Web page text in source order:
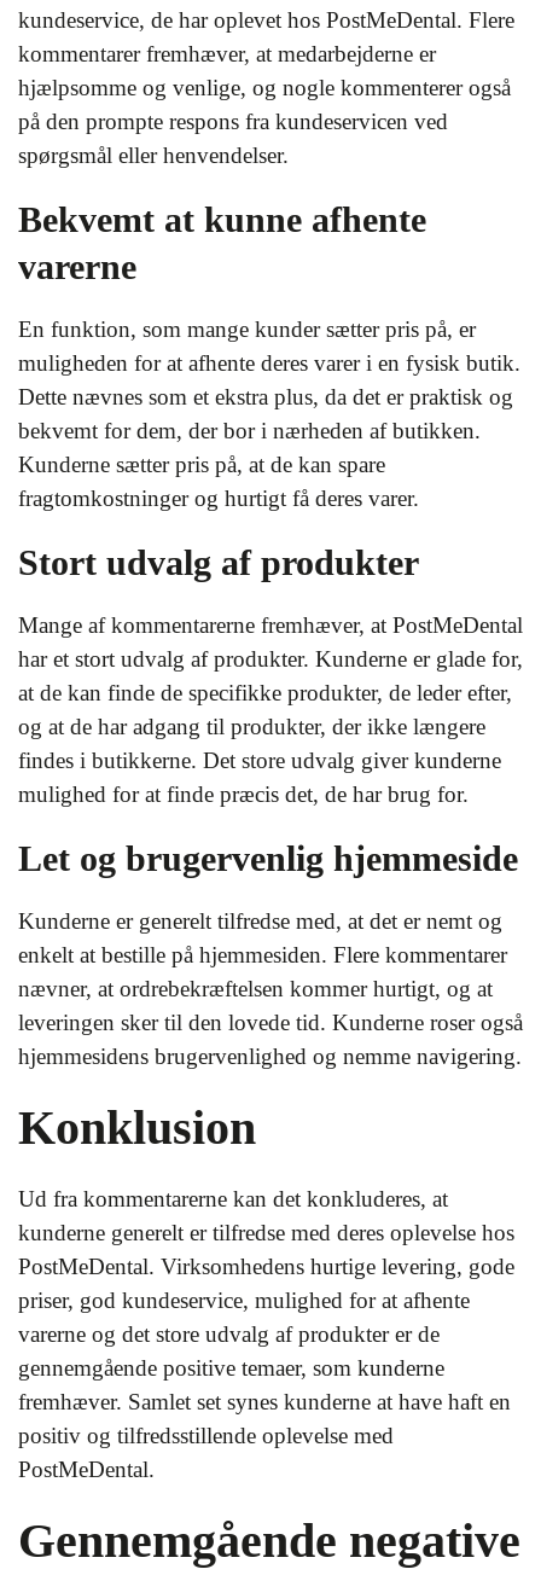
kundeservice, de har oplevet hos PostMeDental. Flere
kommentarer fremhæver, at medarbejderne er
hjælpsomme og venlige, og nogle kommenterer også
på den prompte respons fra kundeservicen ved
spørgsmål eller henvendelser.
Bekvemt at kunne afhente
varerne
En funktion, som mange kunder sætter pris på, er
muligheden for at afhente deres varer i en fysisk butik.
Dette nævnes som et ekstra plus, da det er praktisk og
bekvemt for dem, der bor i nærheden af butikken.
Kunderne sætter pris på, at de kan spare
fragtomkostninger og hurtigt få deres varer.
Stort udvalg af produkter
Mange af kommentarerne fremhæver, at PostMeDental
har et stort udvalg af produkter. Kunderne er glade for,
at de kan finde de specifikke produkter, de leder efter,
og at de har adgang til produkter, der ikke længere
findes i butikkerne. Det store udvalg giver kunderne
mulighed for at finde præcis det, de har brug for.
Let og brugervenlig hjemmeside
Kunderne er generelt tilfredse med, at det er nemt og
enkelt at bestille på hjemmesiden. Flere kommentarer
nævner, at ordrebekræftelsen kommer hurtigt, og at
leveringen sker til den lovede tid. Kunderne roser også
hjemmesidens brugervenlighed og nemme navigering.
Konklusion
Ud fra kommentarerne kan det konkluderes, at
kunderne generelt er tilfredse med deres oplevelse hos
PostMeDental. Virksomhedens hurtige levering, gode
priser, god kundeservice, mulighed for at afhente
varerne og det store udvalg af produkter er de
gennemgående positive temaer, som kunderne
fremhæver. Samlet set synes kunderne at have haft en
positiv og tilfredsstillende oplevelse med
PostMeDental.
Gennemgående negative